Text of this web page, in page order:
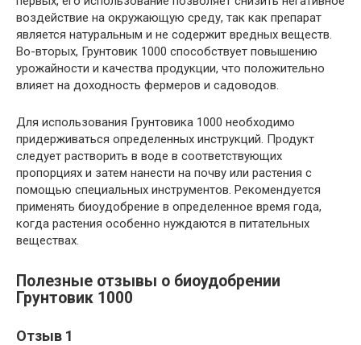
воздействие на окружающую среду, так как препарат
является натуральным и не содержит вредных веществ.
Во-вторых, Грунтовик 1000 способствует повышению
урожайности и качества продукции, что положительно
влияет на доходность фермеров и садоводов.
Для использования Грунтовика 1000 необходимо
придерживаться определенных инструкций. Продукт
следует растворить в воде в соответствующих
пропорциях и затем нанести на почву или растения с
помощью специальных инструментов. Рекомендуется
применять биоудобрение в определенное время года,
когда растения особенно нуждаются в питательных
веществах.
Полезные отзывы о биоудобрении
Грунтовик 1000
Отзыв 1